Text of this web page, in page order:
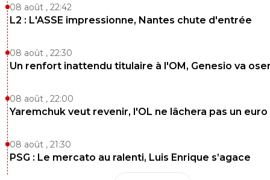
08 août , 22:42
L2 : L'ASSE impressionne, Nantes chute d'entrée
08 août , 22:30
Un renfort inattendu titulaire à l'OM, Genesio va
08 août , 22:00
Yaremchuk veut revenir, l'OL ne lâchera pas un euro
08 août , 21:30
PSG : Le mercato au ralenti, Luis Enrique s’agace